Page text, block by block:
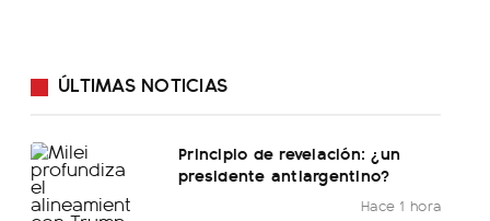
ÚLTIMAS NOTICIAS
Principio de revelación: ¿un
presidente antiargentino?
Hace 1 hora